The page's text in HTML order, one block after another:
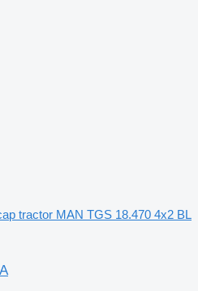
tractor MAN TGS 18.470 4x2 BL